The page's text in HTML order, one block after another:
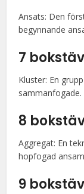
Ansats: Den
begynnande
7
Kluster: En
sammanfogade.
8
Aggregat: En
hopfogad
9